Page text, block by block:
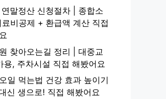
말정산 신청절차 | 종합소
비공제 + 환급액 계산 직접
찾아오는길 정리 | 대중교
용, 주차시설 직접 해봤어요
일 먹는법 건강 효과 높이기
신 생으로! 직접 해봤어요